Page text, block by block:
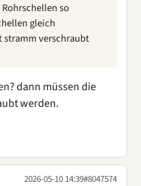
so
gleich
verschraubt
dann müssen die
werden.
2026-05-10 14:39#8047574